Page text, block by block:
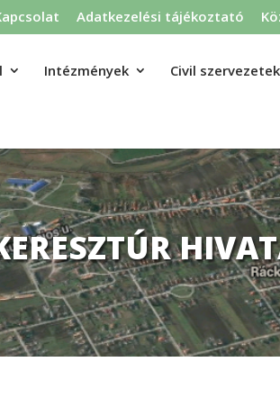
Adatkezelési tájékoztató
Intézmények Civil szervezetek